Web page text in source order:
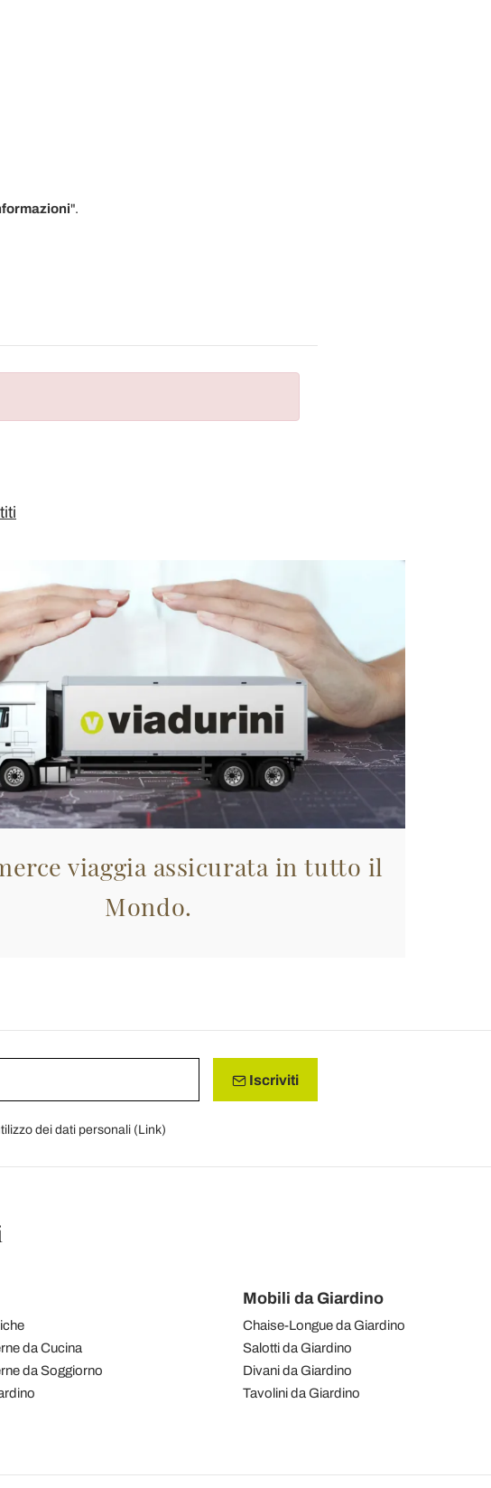
".
viaggia assicurata in tutto il
Mondo.
Iscriviti
dei dati personali (Link)
da Cucina
da Soggiorno
Mobili da Giardino
Chaise-Longue da Giardino
Salotti da Giardino
Divani da Giardino
Tavolini da Giardino